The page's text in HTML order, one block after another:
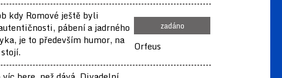
kdy Romové ještě byli
pábení a jadrného
je to především humor, na
zadáno
Orfeus